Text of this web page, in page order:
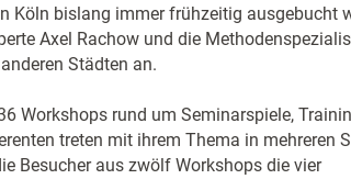
Köln bislang immer frühzeitig ausgebucht
Axel Rachow und die
Städten an.
Workshops rund um Seminarspiele,
treten mit ihrem Thema in mehreren
Besucher aus zwölf Workshops die vier